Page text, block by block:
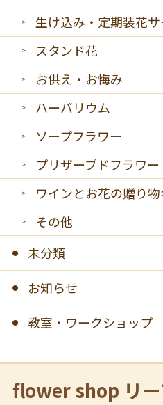
生け込み・定期装花サ
スタンド花
お供え・お悔み
ハーバリウム
ソープフラワー
プリザーブドフラワー
ワインとお花の贈り物
その他
未分類
お知らせ
教室・ワークショップ
flower shop リー